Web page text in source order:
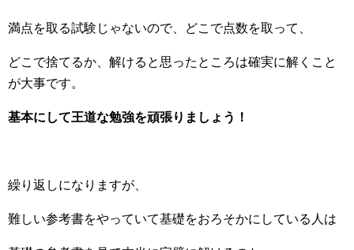
満点を取る試験じゃないので、どこで点数を取って、
どこで捨てるか、解けると思ったところは確実に解くこと
が大事です。
基本にして王道な勉強を頑張りましょう！
繰り返しになりますが、
難しい参考書をやっていて基礎をおろそかにしている人は